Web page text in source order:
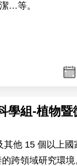
…等。
學組-植物
他 15 個以上國
跨領域研究環